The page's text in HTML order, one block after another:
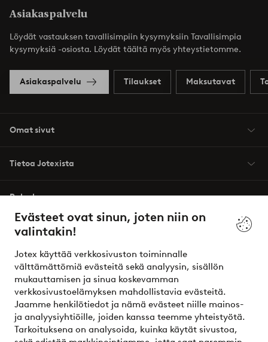
Evästeet ovat sinun, joten niin on
valintakin!
Jotex käyttää verkkosivuston toiminnalle
välttämättömiä evästeitä sekä analyysin, sisällön
mukauttamisen ja sinua koskevamman
verkkosivustoelämyksen mahdollistavia evästeitä.
Jaamme henkilötiedot ja nämä evästeet niille mainos-
ja analyysiyhtiöille, joiden kanssa teemme yhteistyötä.
Tarkoituksena on analysoida, kuinka käytät sivustoa,
Asiakaspalvelu
Löydät vastauksen tavallisimpiin kysymyksiin Tavallisimpia
kysymyksiä -osiosta. Löydät täältä myös yhteystietomme.
Asiakaspalvelu Tilaukset Maksutavat
Omat sivut
Tietoa Jotexista
Palvelumme
Ehdot
Ystävät
Turvalliset maksut – maksa nyt tai erissä
Haluatko tietää lisää maksuvaihtoehdoistamme?